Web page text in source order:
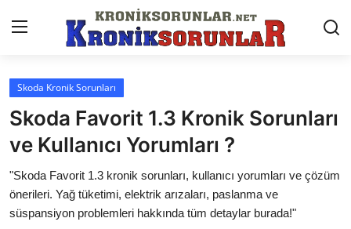
Anasayfa
Markalar
İletişim
Trafik & Cezalar
Skoda Kronik Sorunları
Skoda Favorit 1.3 Kronik Sorunları
ve Kullanıcı Yorumları ?
"Skoda Favorit 1.3 kronik sorunları, kullanıcı yorumları ve çözüm
önerileri. Yağ tüketimi, elektrik arızaları, paslanma ve
süspansiyon problemleri hakkında tüm detaylar burada!"